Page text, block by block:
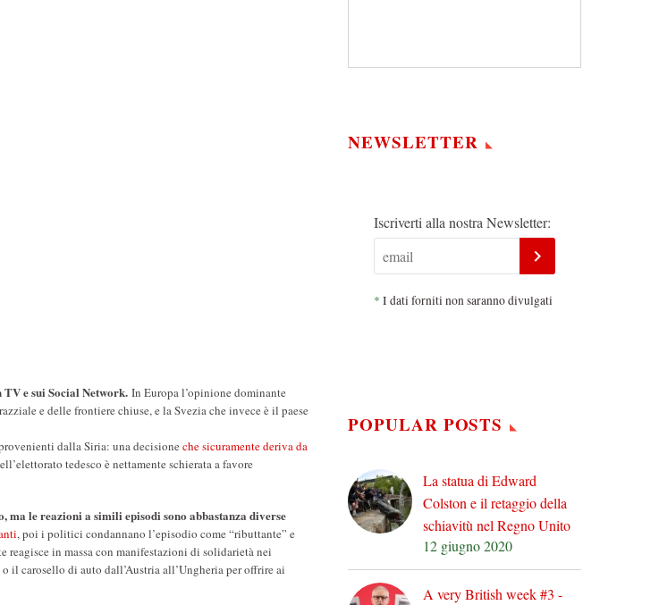
e sui Social Network. In Europa l’opinione dominante
e delle frontiere chiuse, e la Svezia che invece è il paese
dalla Siria: una decisione che sicuramente deriva da
tedesco è nettamente schierata a favore
le reazioni a simili episodi sono abbastanza diverse
, poi i politici condannano l’episodio come “ributtante” e
reagisce in massa con manifestazioni di solidarietà nei
carosello di auto dall’Austria all’Ungheria per offrire ai
NEWSLETTER
Iscriverti alla nostra Newsletter:
* I dati forniti non saranno divulgati
POPULAR POSTS
La statua di Edward
Colston e il retaggio della
schiavitù nel Regno Unito
12 giugno 2020
A very British week #3 -